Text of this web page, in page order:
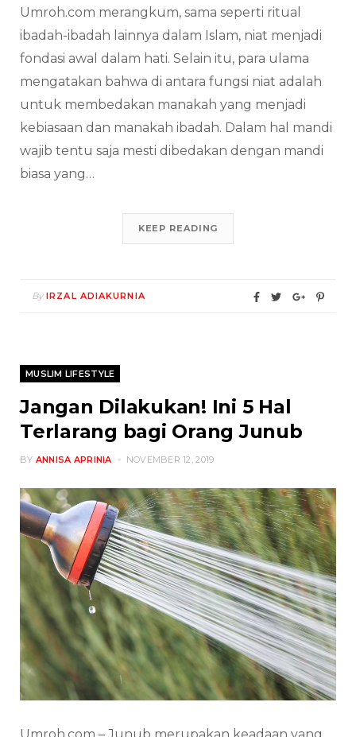
Umroh.com merangkum, sama seperti ritual
ibadah-ibadah lainnya dalam Islam, niat menjadi
fondasi awal dalam hati. Selain itu, para ulama
mengatakan bahwa di antara fungsi niat adalah
untuk membedakan manakah yang menjadi
kebiasaan dan manakah ibadah. Dalam hal mandi
wajib tentu saja mesti dibedakan dengan mandi
biasa yang…
KEEP READING
By IRZAL ADIAKURNIA
MUSLIM LIFESTYLE
Jangan Dilakukan! Ini 5 Hal
Terlarang bagi Orang Junub
BY ANNISA APRINIA NOVEMBER 12, 2019
Umroh.com – Junub merupakan keadaan yang